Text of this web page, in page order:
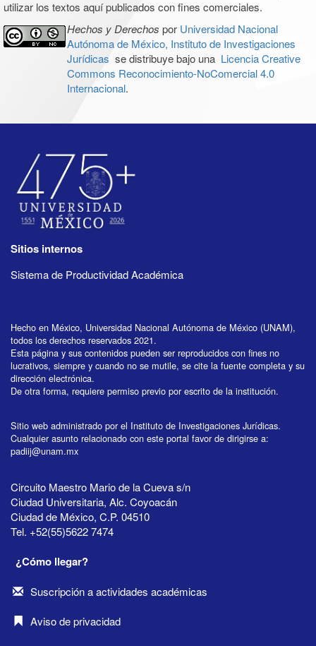
utilizar los textos aquí publicados con fines comerciales.
Hechos y Derechos por Universidad Nacional
Autónoma de México, Instituto de Investigaciones
Jurídicas se distribuye bajo una Licencia Creative
Commons Reconocimiento-NoComercial 4.0
Internacional.
Sitios internos
Sistema de Productividad Académica
Hecho en México, Universidad Nacional Autónoma de México (UNAM),
todos los derechos reservados 2021.
Esta página y sus contenidos pueden ser reproducidos con fines no
lucrativos, siempre y cuando no se mutile, se cite la fuente completa y su
dirección electrónica.
De otra forma, requiere permiso previo por escrito de la institución.
Sitio web administrado por el Instituto de Investigaciones Jurídicas.
Cualquier asunto relacionado con este portal favor de dirigirse a:
padiij@unam.mx
Circuito Maestro Mario de la Cueva s/n
Ciudad Universitaria, Alc. Coyoacán
Ciudad de México, C.P. 04510
Tel. +52(55)5622 7474
¿Cómo llegar?
Suscripción a actividades académicas
Aviso de privacidad